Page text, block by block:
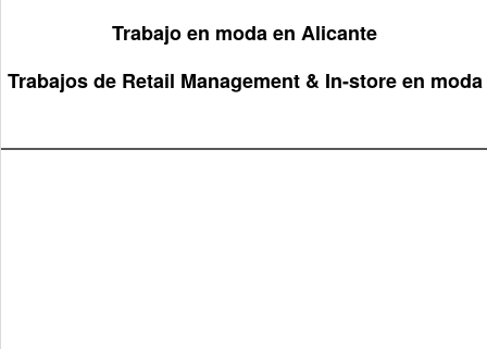
Trabajo en moda en Alicante
Trabajos de Retail Management & In-store en moda